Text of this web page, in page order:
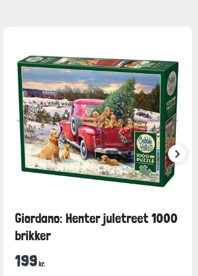
Giordano: Henter juletreet 1000
brikker
199 kr.